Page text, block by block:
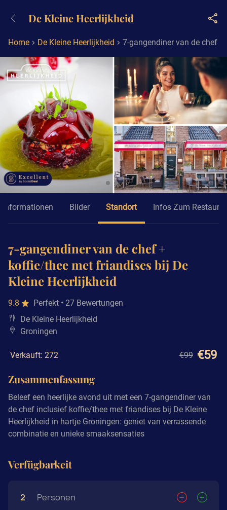
Erreichbar bis 23:00 Uhr (max
0,09€/Min)
Home De Kleine Heerlijkheid 7-gangendiner van de chef
De Kleine Heerlijkheid
Informationen Bilder Standort Infos Zum
7-gangendiner van de chef +
koffie/thee met friandises bij De
Kleine Heerlijkheid
9.8 Perfekt • 27 Bewertungen
De Kleine Heerlijkheid
Groningen
Verkauft: 272 €99 €59
Zusammenfassung
Beleef een heerlijke avond uit met een 7-gangendiner van
de chef inclusief koffie/thee met friandises bij De Kleine
Heerlijkheid in hartje Groningen: geniet van verrassende
combinatie en unieke smaaksensaties
Verfügbarkeit
2 Personen